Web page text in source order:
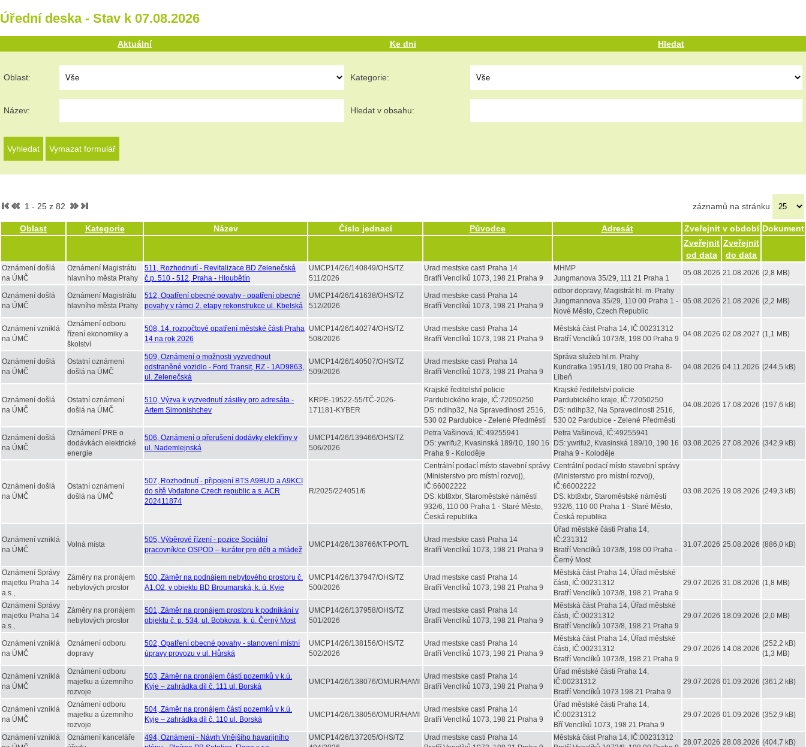
Úřední deska - Stav k 07.08.2026
Aktuální Ke dni Hledat
Oblast: Kategorie:
Název: Hledat v obsahu:
1 - 25 z 82 záznamů na stránku
Oblast Kategorie Název Číslo jednací Původce Adresát Zveřejnit v období Dokument
Zveřejnit
od data
Zveřejnit
do data
Oznámení došlá
na ÚMČ
Oznámení Magistrátu
hlavního města Prahy
511, Rozhodnutí - Revitalizace BD Zelenečská
č.p. 510 - 512, Praha - Hloubětín
UMCP14/26/140849/OHS/TZ
511/2026
Urad mestske casti Praha 14
Bratří Venclíků 1073, 198 21 Praha 9
MHMP
Jungmanova 35/29, 111 21 Praha 1
05.08.2026 21.08.2026 (2,8 MB)
Oznámení došlá
na ÚMČ
Oznámení Magistrátu
hlavního města Prahy
512, Opatření obecné povahy - opatření obecné
povahy v rámci 2. etapy rekonstrukce ul. Kbelská
UMCP14/26/141638/OHS/TZ
512/2026
Urad mestske casti Praha 14
Bratří Venclíků 1073, 198 21 Praha 9
odbor dopravy, Magistrát hl. m. Prahy
Jungmannova 35/29, 110 00 Praha 1 -
Nové Město, Czech Republic
05.08.2026 21.08.2026 (2,2 MB)
Oznámení vzniklá
na ÚMČ
Oznámení odboru
řízení ekonomiky a
školství
508, 14. rozpočtové opatření městské části Praha
14 na rok 2026
UMCP14/26/140274/OHS/TZ
508/2026
Urad mestske casti Praha 14
Bratří Venclíků 1073, 198 21 Praha 9
Městská část Praha 14, IČ:00231312
Bratří Venclíků 1073/8, 198 00 Praha 9
04.08.2026 02.08.2027 (1,1 MB)
Oznámení došlá
na ÚMČ
Ostatní oznámení
došlá na ÚMČ
509, Oznámení o možnosti vyzvednout
odstraněné vozidlo - Ford Transit, RZ - 1AD9863,
ul. Zelenečská
UMCP14/26/140507/OHS/TZ
509/2026
Urad mestske casti Praha 14
Bratří Venclíků 1073, 198 21 Praha 9
Správa služeb hl.m. Prahy
Kundratka 1951/19, 180 00 Praha 8-
Libeň
04.08.2026 04.11.2026 (244,5 kB)
Oznámení došlá
na ÚMČ
Ostatní oznámení
došlá na ÚMČ
510, Výzva k vyzvednutí zásilky pro adresáta -
Artem Simonishchev
KRPE-19522-55/TČ-2026-
171181-KYBER
Krajské ředitelství policie
Pardubického kraje, IČ:72050250
DS: ndihp32, Na Spravedlnosti 2516,
530 02 Pardubice - Zelené Předměstí
Krajské ředitelství policie
Pardubického kraje, IČ:72050250
DS: ndihp32, Na Spravedlnosti 2516,
530 02 Pardubice - Zelené Předměstí
04.08.2026 17.08.2026 (197,6 kB)
Oznámení došlá
na ÚMČ
Oznámení PRE o
dodávkách elektrické
energie
506, Oznámení o přerušení dodávky elektřiny v
ul. Nademlejnská
UMCP14/26/139466/OHS/TZ
506/2026
Petra Vašinová, IČ:49255941
DS: ywrifu2, Kvasinská 189/10, 190 16
Praha 9 - Koloděje
Petra Vašinová, IČ:49255941
DS: ywrifu2, Kvasinská 189/10, 190 16
Praha 9 - Koloděje
03.08.2026 27.08.2026 (342,9 kB)
Oznámení došlá
na ÚMČ
Ostatní oznámení
došlá na ÚMČ
507, Rozhodnutí - připojení BTS A9BUD a A9KCI
do sítě Vodafone Czech republic a.s. ACR
202411874
R/2025/224051/6
Centrální podací místo stavební správy
(Ministerstvo pro místní rozvoj),
IČ:66002222
DS: kbt8xbr, Staroměstské náměstí
932/6, 110 00 Praha 1 - Staré Město,
Česká republika
Centrální podací místo stavební správy
(Ministerstvo pro místní rozvoj),
IČ:66002222
DS: kbt8xbr, Staroměstské náměstí
932/6, 110 00 Praha 1 - Staré Město,
Česká republika
03.08.2026 19.08.2026 (249,3 kB)
Oznámení vzniklá
na ÚMČ
Volná místa
505, Výběrové řízení - pozice Sociální
pracovník/ce OSPOD – kurátor pro děti a mládež
UMCP14/26/138766/KT-PO/TL
Urad mestske casti Praha 14
Bratří Venclíků 1073, 198 21 Praha 9
Úřad městské části Praha 14,
IČ:231312
Bratří Venclíků 1073/8, 198 00 Praha -
Černý Most
31.07.2026 25.08.2026 (886,0 kB)
Oznámení Správy
majetku Praha 14
a.s.,
Záměry na pronájem
nebytových prostor
500, Záměr na podnájem nebytového prostoru č.
A1.O2, v objektu BD Broumarská, k. ú. Kyje
UMCP14/26/137947/OHS/TZ
500/2026
Urad mestske casti Praha 14
Bratří Venclíků 1073, 198 21 Praha 9
Městská část Praha 14, Úřad městské
části, IČ:00231312
Bratří Venclíků 1073/8, 198 21 Praha 9
29.07.2026 31.08.2026 (1,8 MB)
Oznámení Správy
majetku Praha 14
a.s.,
Záměry na pronájem
nebytových prostor
501, Záměr na pronájem prostoru k podnikání v
objektu č. p. 534, ul. Bobkova, k. ú. Černý Most
UMCP14/26/137958/OHS/TZ
501/2026
Urad mestske casti Praha 14
Bratří Venclíků 1073, 198 21 Praha 9
Městská část Praha 14, Úřad městské
části, IČ:00231312
Bratří Venclíků 1073/8, 198 21 Praha 9
29.07.2026 18.09.2026 (2,0 MB)
Oznámení vzniklá
na ÚMČ
Oznámení odboru
dopravy
502, Opatření obecné povahy - stanovení místní
úpravy provozu v ul. Hůrská
UMCP14/26/138156/OHS/TZ
502/2026
Urad mestske casti Praha 14
Bratří Venclíků 1073, 198 21 Praha 9
Městská část Praha 14, Úřad městské
části, IČ:00231312
Bratří Venclíků 1073/8, 198 21 Praha 9
29.07.2026 14.08.2026
(252,2 kB)
(1,3 MB)
Oznámení vzniklá
na ÚMČ
Oznámení odboru
majetku a územního
rozvoje
503, Záměr na pronájem částí pozemků v k.ú.
Kyje – zahrádka díl č. 111 ul. Borská
UMCP14/26/138076/OMUR/HAMI
Urad mestske casti Praha 14
Bratří Venclíků 1073, 198 21 Praha 9
Úřad městské části Praha 14,
IČ:00231312
Bratří Venclíků 1073 198 21 Praha 9
29.07.2026 01.09.2026 (361,2 kB)
Oznámení vzniklá
na ÚMČ
Oznámení odboru
majetku a územního
rozvoje
504, Záměr na pronájem částí pozemků v k.ú.
Kyje – zahrádka díl č. 110 ul. Borská
UMCP14/26/138056/OMUR/HAMI
Urad mestske casti Praha 14
Bratří Venclíků 1073, 198 21 Praha 9
Úřad městské části Praha 14,
IČ:00231312
Bří Venclíků 1073, 198 21 Praha 9
29.07.2026 01.09.2026 (352,9 kB)
Oznámení vzniklá
Oznámení kanceláře
494, Oznámení - Návrh Vnějšího havarijního
UMCP14/26/137205/OHS/TZ
Urad mestske casti Praha 14
Městská část Praha 14, IČ:00231312
28.07.2026 28.08.2026 (404,7 kB)